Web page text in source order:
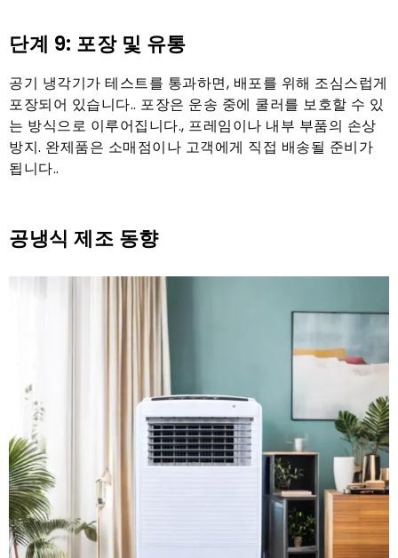
단계 9: 포장 및 유통
공기 냉각기가 테스트를 통과하면, 배포를 위해 조심스럽게
포장되어 있습니다.. 포장은 운송 중에 쿨러를 보호할 수 있
는 방식으로 이루어집니다., 프레임이나 내부 부품의 손상
방지. 완제품은 소매점이나 고객에게 직접 배송될 준비가
됩니다..
공냉식 제조 동향